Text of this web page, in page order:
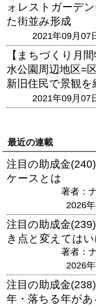
ォレストガーデ
た街並み形成
2021年09月07
【まちづくり月
水公園周辺地区=
新旧住民で景観を
2021年09月07
最近の連載
注目の助成金
ケースとは
著者：
2026
注目の助成金
き点と変えては
著者：
2026
注目の助成金
年・落ちる年があ